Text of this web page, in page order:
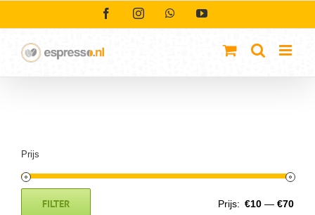
FacebookInstagramWhatsAppYouTube
Prijs
FILTER Prijs: €10 — €70